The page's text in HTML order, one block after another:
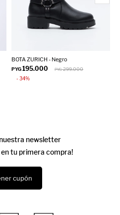
BOTA ZURICH - Negro
PYG195.000 PYG 299.000
34
newsletter
tu primera compra!
cupón